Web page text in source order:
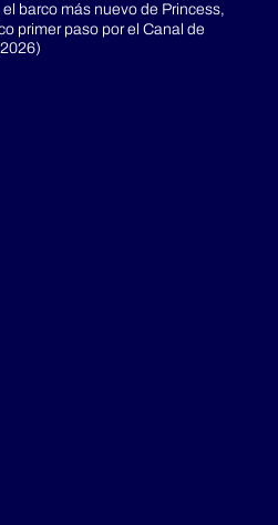
barco más nuevo de Princess,
primer paso por el Canal de